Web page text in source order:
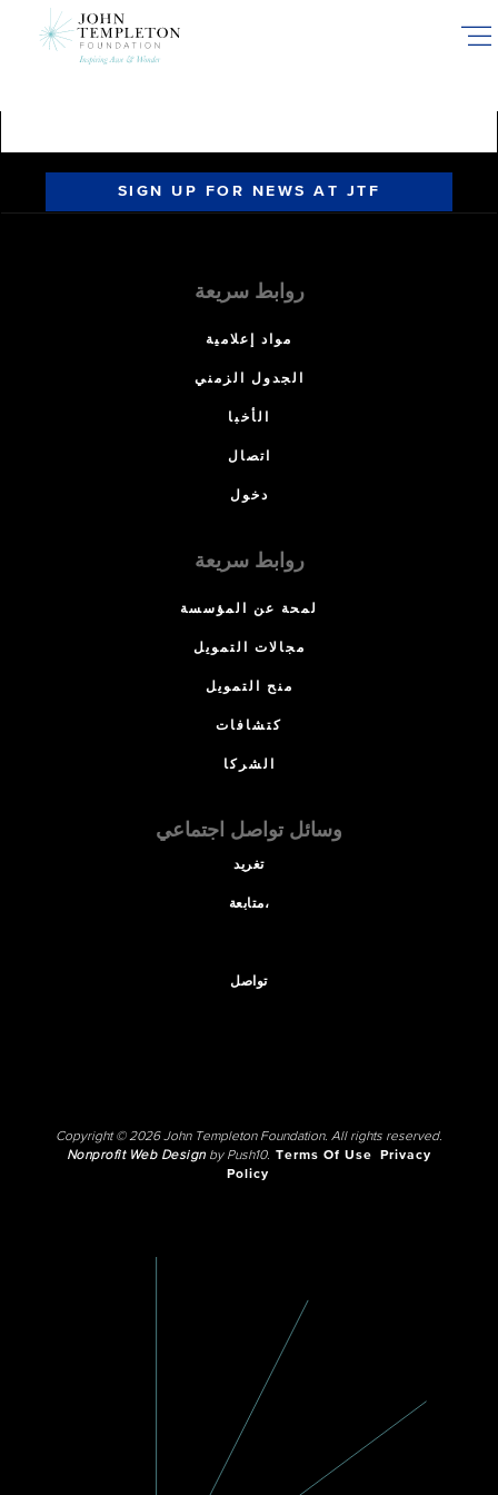
SIGN UP FOR NEWS AT JTF
روابط سريعة
مواد إعلامية
الجدول الزمني
الأخبا
اتصال
دخول
روابط سريعة
لمحة عن المؤسسة
مجالات التمويل
منح التمويل
كتشافات
الشركا
وسائل تواصل اجتماعي
تغريد
متابعة،
تواصل
Copyright © 2026 John Templeton Foundation. All rights reserved.
Nonprofit Web Designby Push10. Terms Of Use
Privacy
Policy